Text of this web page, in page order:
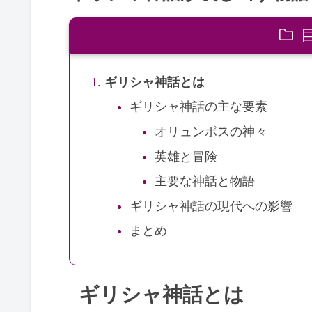
ギリシャ神話とは
ギリシャ神話の主な要素
オリュンポスの神々
英雄と冒険
主要な神話と物語
ギリシャ神話の現代への影響
まとめ
ギリシャ神話とは